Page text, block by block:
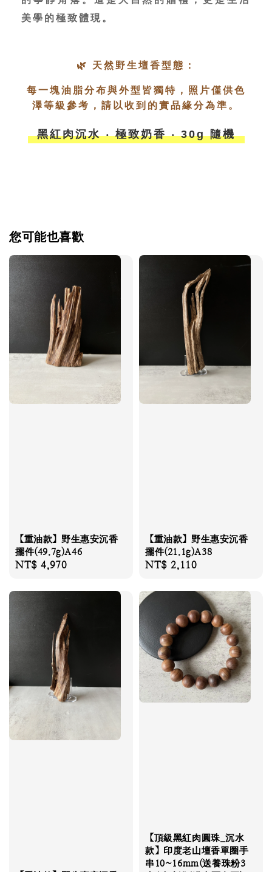
美學的極致體現。
🌿 天然野生壇香型態：
每一塊油脂分布與外型皆獨特，照片僅供色
澤等級參考，請以收到的實品緣分為準。
黑紅肉沉水 ‧ 極致奶香 ‧ 30g 隨機
您可能也喜歡
【重油款】野生惠安沉香
擺件(49.7g)A46
Regular
NT$ 4,970
【重油款】野生惠安沉香
擺件(21.1g)A38
Regular
NT$ 2,110
【頂級黑紅肉圓珠_沉水
款】印度老山壇香單圈手
串10~16mm(送養珠粉3